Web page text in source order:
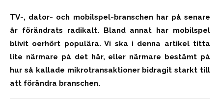
TV-, dator- och mobilspel-branschen har på senare
år förändrats radikalt. Bland annat har mobilspel
blivit oerhört populära. Vi ska i denna artikel titta
lite närmare på det här, eller närmare bestämt på
hur så kallade mikrotransaktioner bidragit starkt till
att förändra branschen.